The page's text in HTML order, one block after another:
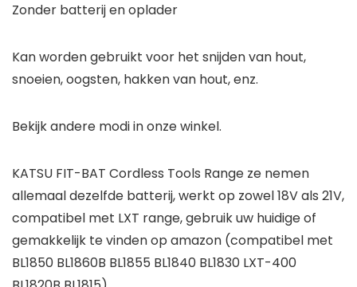
Zonder batterij en oplader
Kan worden gebruikt voor het snijden van hout,
snoeien, oogsten, hakken van hout, enz.
Bekijk andere modi in onze winkel.
KATSU FIT-BAT Cordless Tools Range ze nemen
allemaal dezelfde batterij, werkt op zowel 18V als 21V,
compatibel met LXT range, gebruik uw huidige of
gemakkelijk te vinden op amazon (compatibel met
BL1850 BL1860B BL1855 BL1840 BL1830 LXT-400